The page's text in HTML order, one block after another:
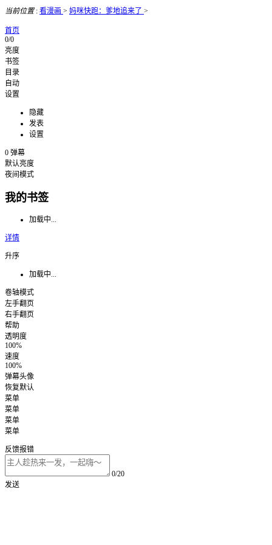
当前位置: 看漫画 > 妈咪快跑：爹地追来了 >
首页
0/0
亮度
书签
目录
自动
设置
隐藏
发表
设置
0 弹幕
默认亮度
夜间模式
我的书签
加载中...
详情
升序
加载中...
卷轴模式
左手翻页
右手翻页
帮助
透明度
100%
速度
100%
弹幕头像
恢复默认
菜单
菜单
菜单
菜单
反馈报错
0/20
发送